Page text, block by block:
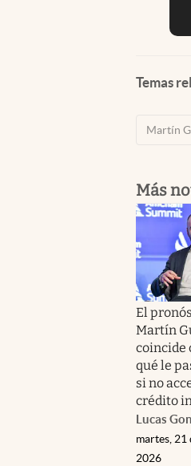
Temas
Martín
Más
El
Martín
coincide
qué le
si no
crédito
Lucas
martes, 21
2026